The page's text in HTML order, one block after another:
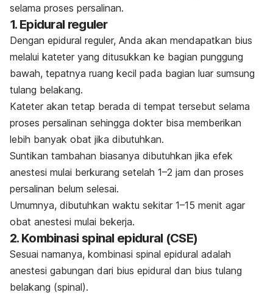
selama proses persalinan.
1. Epidural reguler
Dengan epidural reguler, Anda akan mendapatkan bius
melalui kateter yang ditusukkan ke bagian punggung
bawah, tepatnya ruang kecil pada bagian luar sumsung
tulang belakang.
Kateter akan tetap berada di tempat tersebut selama
proses persalinan sehingga dokter bisa memberikan
lebih banyak obat jika dibutuhkan.
Suntikan tambahan biasanya dibutuhkan jika efek
anestesi mulai berkurang setelah 1–2 jam dan proses
persalinan belum selesai.
Umumnya, dibutuhkan waktu sekitar 1–15 menit agar
obat anestesi mulai bekerja.
2. Kombinasi spinal epidural (CSE)
Sesuai namanya, kombinasi spinal epidural adalah
anestesi gabungan dari bius epidural dan bius tulang
belakang (spinal).